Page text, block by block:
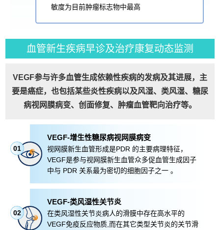
敏度为目前肿瘤标志物中最高
血管新生疾病早诊及治疗康复动态监测
VEGF参与许多血管生成依赖性疾病的发病及其进展，主
要是癌症，也包括某些炎性疾病以及风湿、类风湿、糖尿
病视网膜病变、创面修复、肿瘤血管靶向治疗等。
01
VEGF-增生性糖尿病视网膜病变
视网膜新生血管形成是PDR 的主要病理特征，
VEGF是参与视网膜新生血管众多促血管生成因子
中与 PDR 关系最为密切的细胞因子之一 。
02
VEGF-类风湿性关节炎
在类风湿性关节炎病人的滑膜中存在高水平的
VEGF免疫反应物质,而在其它类型关节炎的关节滑